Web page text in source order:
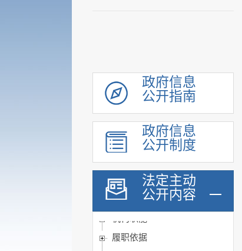
政府信息
公开指南
政府信息
公开制度
法定主动
公开内容
履职依据